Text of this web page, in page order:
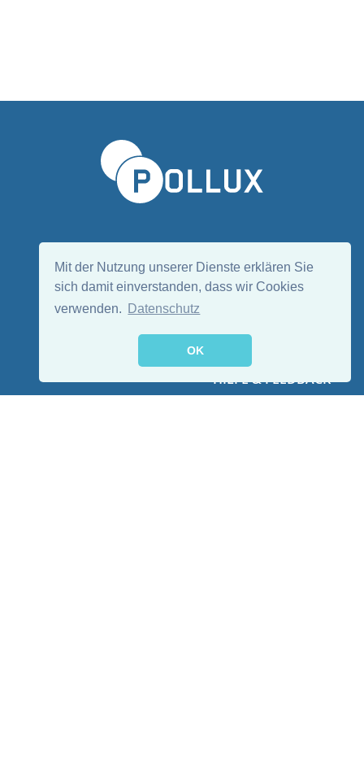
Mit der Nutzung unserer Dienste erklären Sie
sich damit einverstanden, dass wir Cookies
verwenden.
Datenschutz
OK
HILFE & FEEDBACK
EN